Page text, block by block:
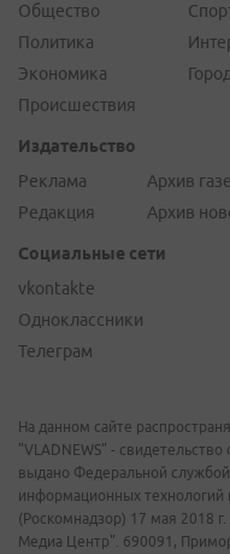
Общество
Политика
Экономика
Происшествия
Издательство
Реклама
Редакция
Архив
Архив
Социальные сети
vkontakte
Одноклассники
Телеграм
На данном сайте
"VLADNEWS" -
выдано Федеральной
информационных технологий
(Роскомнадзор) 17 мая 2018
Медиа Центр". 690091,